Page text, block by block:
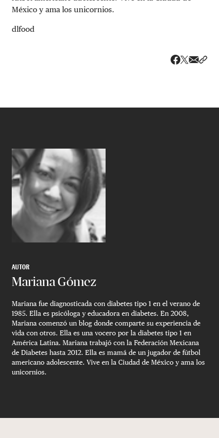
México y ama los unicornios.
dlfood
AUTOR
Mariana Gómez
Mariana fue diagnosticada con diabetes tipo 1 en el verano de
1985. Ella es psicóloga y educadora en diabetes. En 2008,
Mariana comenzó un blog donde comparte su experiencia de
vida con otros. Ella es una vocero por la diabetes tipo 1 en
América Latina. Mariana trabajó con la Federación Mexicana
de Diabetes hasta 2012. Ella es mamá de un jugador de fútbol
americano adolescente. Vive en la Ciudad de México y ama los
unicornios.